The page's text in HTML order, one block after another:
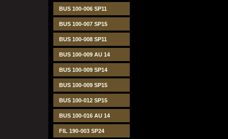
BUS 100-006 SP11
BUS 100-007 SP15
BUS 100-008 SP11
BUS 100-009 AU 14
BUS 100-009 SP14
BUS 100-009 SP15
BUS 100-012 SP15
BUS 100-016 AU 14
FIL 190-003 SP24